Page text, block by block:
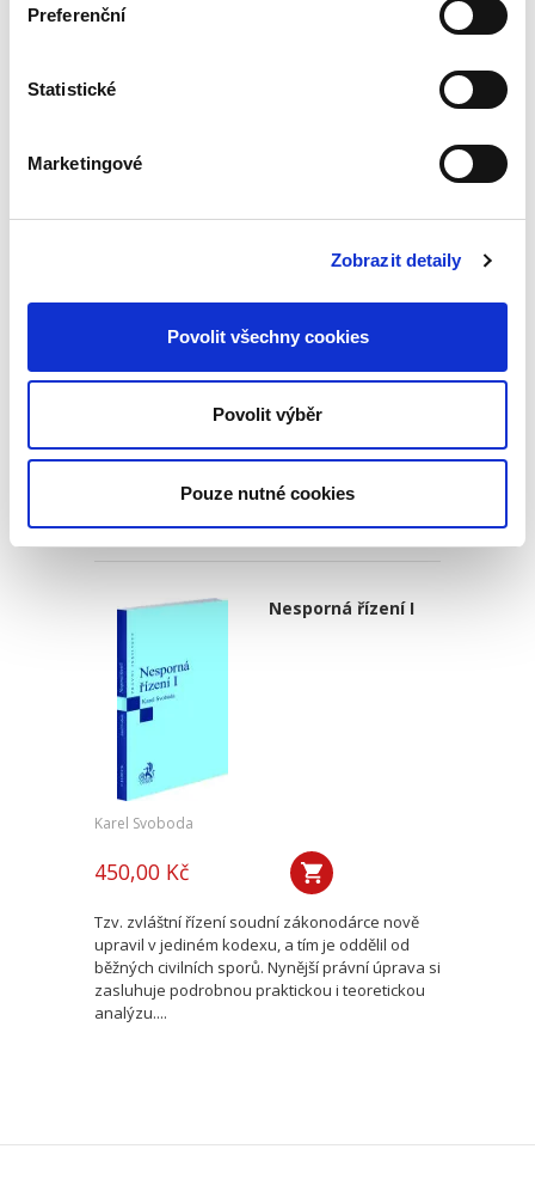
Preferenční
Statistické
Marketingové
Zobrazit detaily
Povolit všechny cookies
Povolit výběr
Pouze nutné cookies
téma. Řada problémů...
Karel Svoboda
550,00 Kč
Druhý díl monografie se zabývá výkladem
řízení ve věcech péče soudu o nezletilé (§ 466
opatření ve věcech ochrany před domácím
Nesporná řízení I
Karel Svoboda
450,00 Kč
Tzv. zvláštní řízení soudní zákonodárce nově
upravil v jediném kodexu, a tím je oddělil od
běžných civilních sporů. Nynější právní úprava si
zasluhuje podrobnou praktickou i teoretickou
analýzu....